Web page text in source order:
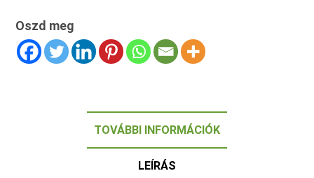
Oszd meg
TOVÁBBI INFORMÁCIÓK
LEÍRÁS